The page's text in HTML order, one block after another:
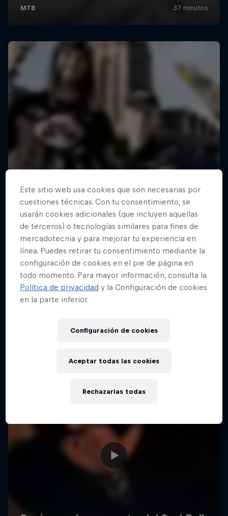
Este sitio web usa cookies que son necesarias por
cuestiones técnicas. Con tu consentimiento, se
usarán cookies adicionales (que incluyen aquellas
de terceros) o tecnologías similares para fines de
mercadotecnia y para mejorar tu experiencia en
línea. Puedes retirar tu consentimiento mediante la
configuración de cookies en el pie de página en
todo momento. Para mayor información, consulta la
Política de privacidad y la Configuración de cookies
en la parte inferior.
Configuración de cookies
Rechazarlas todas
Aceptar todas las cookies